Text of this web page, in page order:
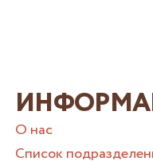
О нас
Список